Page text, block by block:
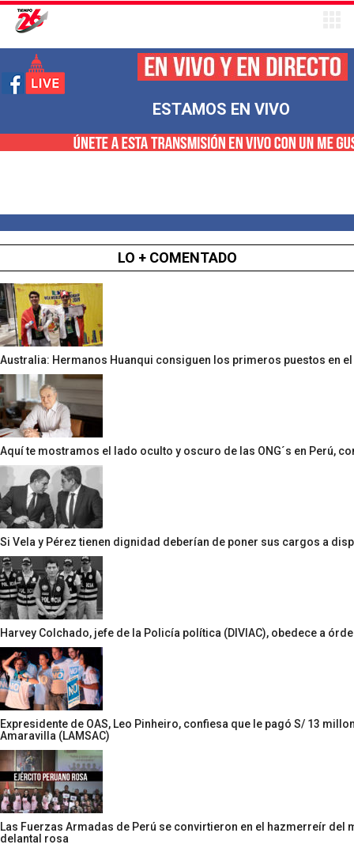
ESTAMOS EN VIVO
LO + COMENTADO
Australia: Hermanos Huanqui consiguen los primeros puestos en
Aquí te mostramos el lado oculto y oscuro de las ONG´s en Perú,
Si Vela y Pérez tienen dignidad deberían de poner sus cargos a
Harvey Colchado, jefe de la Policía política (DIVIAC), obedece a
Expresidente de OAS, Leo Pinheiro, confiesa que le pagó S/ 13
Amaravilla (LAMSAC)
Las Fuerzas Armadas de Perú se convirtieron en el hazmerreír
delantal rosa